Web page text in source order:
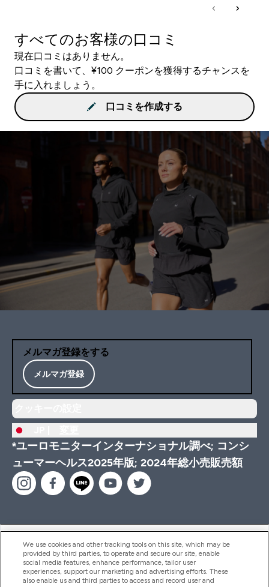
すべてのお客様の口コミ
現在口コミはありません。
口コミを書いて、¥100 クーポンを獲得するチャンスを
手に入れましょう。
口コミを作成する
メルマガ登録をする
メルマガ登録
*ユーロモニターインターナショナル調べ; コンシ
ューマーヘルス2025年版; 2024年総小売販売額
ヘルプ＆ガイド
商品について
We use cookies and other tracking tools on this site, which may be
provided by third parties, to operate and secure our site, enable
social media features, enhance performance, tailor user
experiences, support our marketing and advertising efforts. These
also enable us and third parties to access and record user and